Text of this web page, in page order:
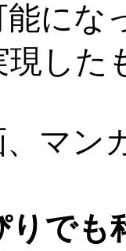
にな
した
マン
りでも